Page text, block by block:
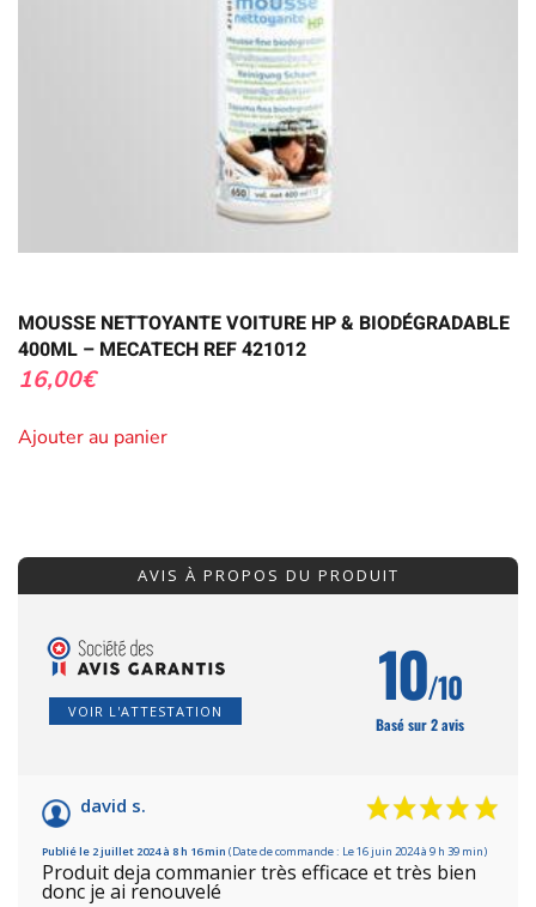
MOUSSE NETTOYANTE VOITURE HP & BIODÉGRADABLE
400ML – MECATECH REF 421012
16,00€
Ajouter au panier
AVIS À PROPOS DU PRODUIT
VOIR L'ATTESTATION 10/10
Basé sur 2 avis
david s.
Publié le 2 juillet 2024 à 8 h 16 min (Date de commande : Le 16 juin 2024 à 9 h 39 min)
Produit deja commanier très efficace et très bien
donc je ai renouvelé